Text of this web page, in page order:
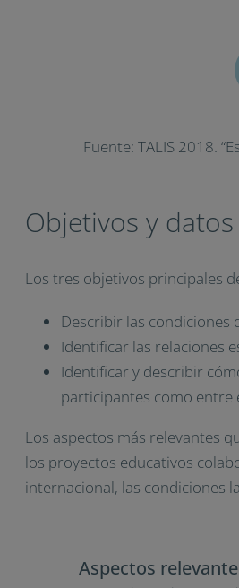
Fuente: TALIS 2018.
Objetivos y
Los tres objetivos principales
Describir las condiciones
Identificar las relaciones
Identificar y describir
participantes como entre
Los aspectos más relevantes
los proyectos educativos
internacional, las condiciones
Aspectos